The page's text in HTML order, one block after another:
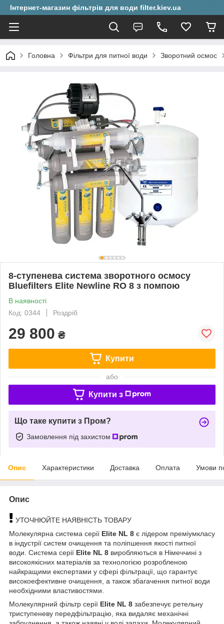
Інтернет-магазин фільтрів для води filter.kiev.ua
Головна Фільтри для питної води Зворотний осмос
8-ступенева система зворотного осмосу
Bluefilters Elite Newline RO 8 з помпою
В наявності
Код: 0344
Роздріб
29 800 ₴
Купити
або
Купити з
Що таке купити з Пром?
Замовлення під захистом
Опис Характеристики Доставка Оплата Умови
Опис
УТОЧНЮЙТЕ НАЯВНІСТЬ ТОВАРУ
Молекулярна система серії Elite NL 8 є лідером преміумкласу
в індустрії систем очищення та поліпшення якості питної
води. Система серії Elite NL 8 виробляються в Німеччині з
високоякісних матеріалів за технологією розробленою
найкращими експертами у сфері фільтрації, що гарантує
високоефективне очищення, а також збагачення питної води
необхідними властивостями.
Молекулярний фільтр серії Elite NL 8 забезпечує ретельну
триступеневу передфільтрацію, яка видаляє механічні